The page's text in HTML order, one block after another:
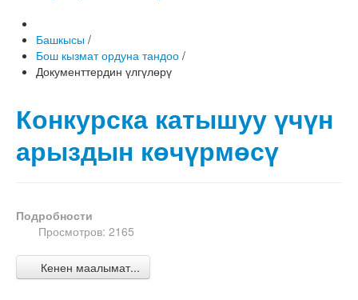
Башкысы /
Бош кызмат ордуна тандоо /
Документтердин үлгүлөрү
Конкурска катышуу үчүн
арыздын көчүрмөсү
Подробности
Просмотров: 2165
Кенен маалымат...